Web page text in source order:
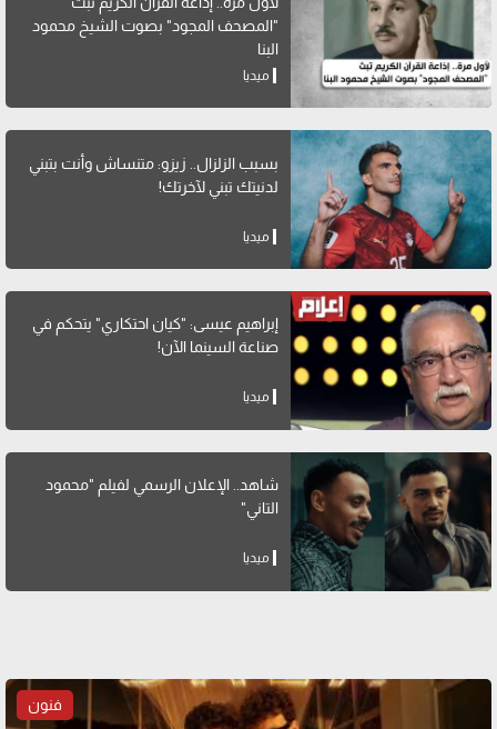
"المصحف المجود" بصوت الشيخ محمود
البنا
ميديا
بسبب الزلزال.. زيزو: متنساش وأنت بتبني
لدنيتك تبني لآخرتك!
ميديا
إبراهيم عيسى: "كيان احتكاري" يتحكم في
صناعة السينما الآن!
ميديا
شاهد.. الإعلان الرسمي لفيلم "محمود
التاني"
ميديا
فنون